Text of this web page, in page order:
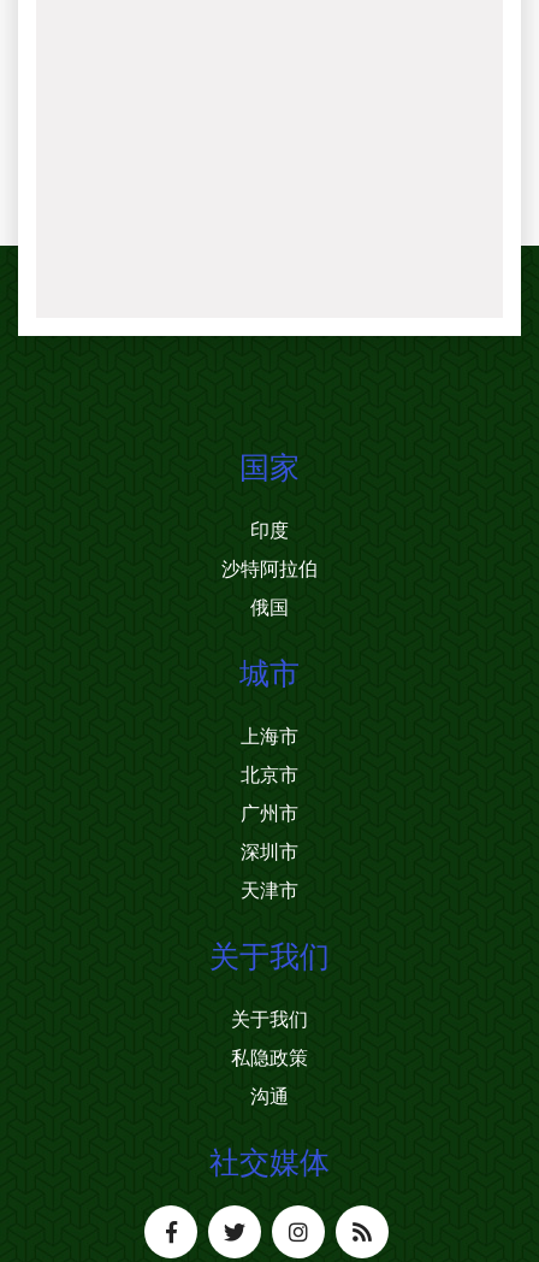
国家
印度
沙特阿拉伯
俄国
城市
上海市
北京市
广州市
深圳市
天津市
关于我们
关于我们
私隐政策
沟通
社交媒体